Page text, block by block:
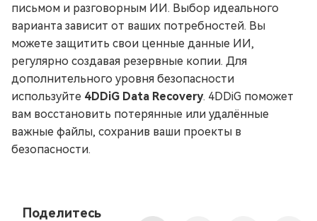
письмом и разговорным ИИ. Выбор идеального
варианта зависит от ваших потребностей. Вы
можете защитить свои ценные данные ИИ,
регулярно создавая резервные копии. Для
дополнительного уровня безопасности
используйте 4DDiG Data Recovery. 4DDiG поможет
вам восстановить потерянные или удалённые
важные файлы, сохранив ваши проекты в
безопасности.
Поделитесь